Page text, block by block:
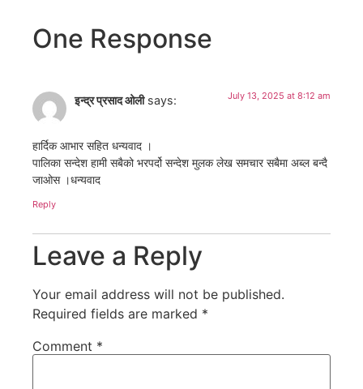
One Response
इन्द्र प्रसाद ओली says: July 13, 2025 at 8:12 am
हार्दिक आभार सहित धन्यवाद ।
पालिका सन्देश हामी सबैको भरपर्दो सन्देश मुलक लेख समचार सबैमा अब्ल बन्दै
जाओस ।धन्यवाद
Reply
Leave a Reply
Your email address will not be published.
Required fields are marked *
Comment *